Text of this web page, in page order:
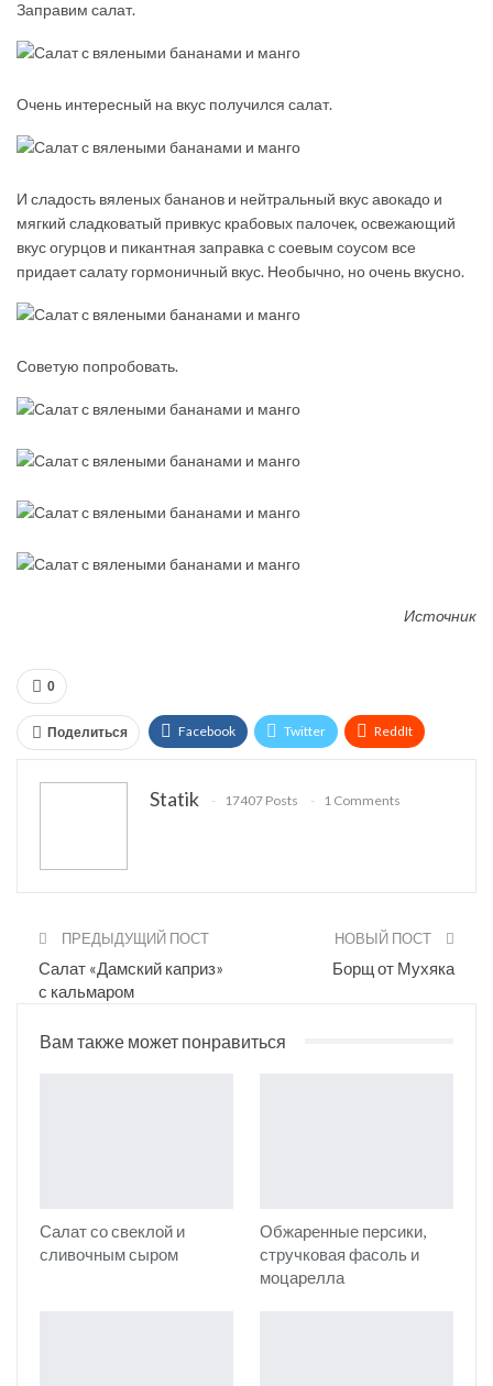
Заправим салат.
Очень интересный на вкус получился салат.
И сладость вяленых бананов и нейтральный вкус авокадо и
мягкий сладковатый привкус крабовых палочек, освежающий
вкус огурцов и пикантная заправка с соевым соусом все
придает салату гормоничный вкус. Необычно, но очень вкусно.
Советую попробовать.
Источник
0
Поделиться Facebook Twitter ReddIt
Statik 17407 Posts 1 Comments
ПРЕДЫДУЩИЙ ПОСТ
Салат «Дамский каприз»
с кальмаром
НОВЫЙ ПОСТ
Борщ от Мухяка
Вам также может понравиться
Салат со свеклой и
сливочным сыром
Обжаренные персики,
стручковая фасоль и
моцарелла